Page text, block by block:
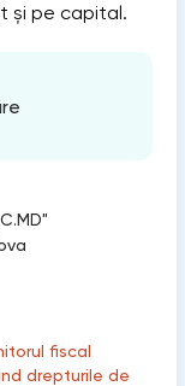
și pe capital.
fiscal
drepturile de